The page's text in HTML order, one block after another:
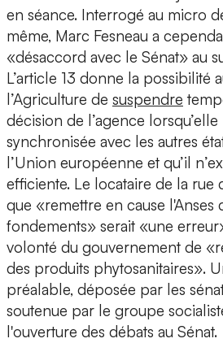
en séance. Interrogé au micro
même, Marc Fesneau a
«désaccord avec le Sénat» au
L’article 13 donne la possibilité
l’Agriculture de suspendre
décision de l’agence lorsqu’elle
synchronisée avec les autres
l’Union européenne et qu’il
efficiente. Le locataire de la rue
que «remettre en cause l'Anses
fondements» serait «une
volonté du gouvernement de
des produits phytosanitaires».
préalable, déposée par les
soutenue par le groupe
l'ouverture des débats au Sénat.